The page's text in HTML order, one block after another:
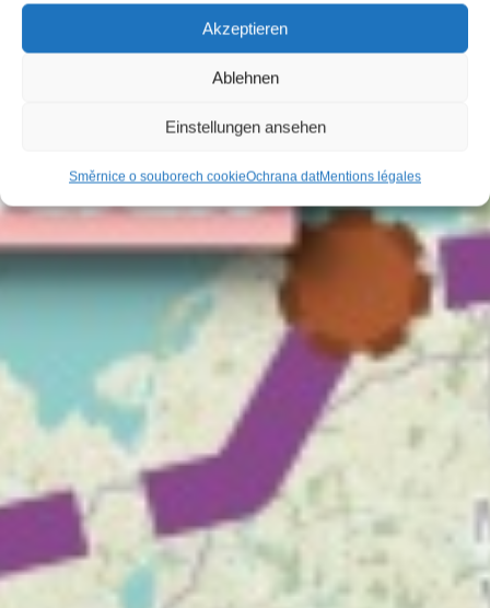
Akzeptieren
Ablehnen
Einstellungen ansehen
Směrnice o souborech cookieOchrana datMentions légales